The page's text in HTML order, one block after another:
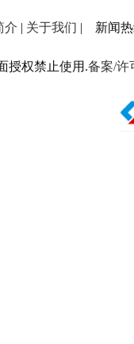
介 | 关于我们 | 新闻热
授权禁止使用.备案/许